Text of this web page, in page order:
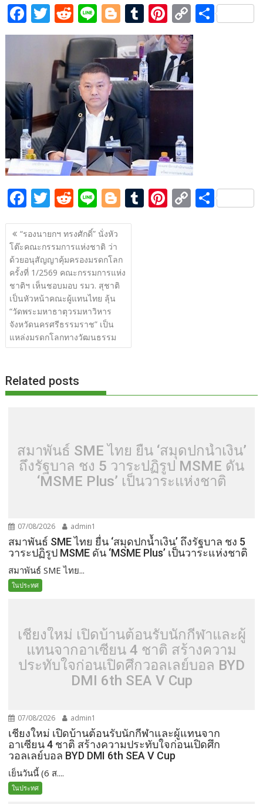
F
ac
o
o
k
T
w
itt
er
R
e
d
di
t
Li
n
e
Bl
o
g
g
er
T
u
m
bl
r
Pi
nt
er
e
st
C
o
p
y
Li
S
F
ac
e
b
o
o
k
T
w
itt
er
R
e
d
di
t
Li
n
e
Bl
o
g
er
T Pi C S
แนะแนว
เรื่อง
“รองนายกฯ ทรงศักดิ์” นั่งหัว
โต๊ะคณะกรรมการแห่งชาติ ว่า
ด้วยอนุสัญญาคุ้มครองมรดกโลก
ครั้งที่ 1/2569 คณะกรรมการแห่ง
ชาติฯ เห็นชอบมอบ รมว. สุชาติ
เป็นหัวหน้าคณะผู้แทนไทย ลุ้น
“วัดพระมหาธาตุวรมหาวิหาร
จังหวัดนครศรีธรรมราช” เป็น
แหล่งมรดกโลกทางวัฒนธรรม
Related posts
สมาพันธ์ SME ไทย ยื่น ‘สมุดปกน้ำเงิน’
ถึงรัฐบาล ชง 5 วาระปฏิรูป MSME ดัน
‘MSME Plus’ เป็นวาระแห่งชาติ
07/08/2026 admin1
สมาพันธ์ SME ไทย ยื่น ‘สมุดปกน้ำเงิน’ ถึงรัฐบาล ชง 5
วาระปฏิรูป MSME ดัน ‘MSME Plus’ เป็นวาระแห่งชาติ
สมาพันธ์ SME ไทย...
ในประทศ
เชียงใหม่ เปิดบ้านต้อนรับนักกีฬาและผู้
แทนจากอาเซียน 4 ชาติ สร้างความ
ประทับใจก่อนเปิดศึกวอลเลย์บอล BYD
DMI 6th SEA V Cup
07/08/2026 admin1
เชียงใหม่ เปิดบ้านต้อนรับนักกีฬาและผู้แทนจาก
อาเซียน 4 ชาติ สร้างความประทับใจก่อนเปิดศึก
วอลเลย์บอล BYD DMI 6th SEA V Cup
เย็นวันนี้ (6 ส....
ในประทศ